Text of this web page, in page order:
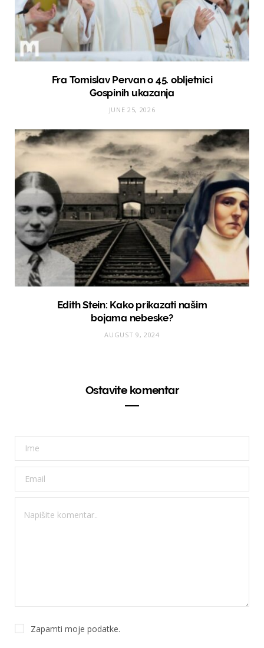
Fra Tomislav Pervan o 45. obljetnici
Gospinih ukazanja
JUNE 25, 2026
Edith Stein: Kako prikazati našim
bojama nebeske?
AUGUST 9, 2024
Ostavite komentar
Zapamti moje podatke.